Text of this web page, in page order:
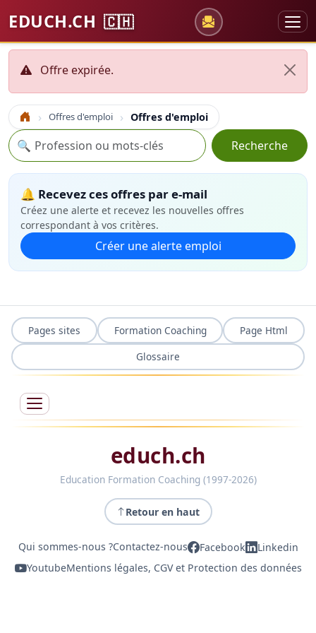
EDUCH.CH 🇨🇭
Offre expirée.
Accueil Offres d'emploi Offres d'emploi
Recherche
🔍 Recherche
🔔 Recevez ces offres par e-mail
Créez une alerte et recevez les nouvelles offres
correspondant à vos critères.
Créer une alerte emploi
Pages sites Formation Coaching
Page Html
Glossaire
educh.ch
Education Formation Coaching (1997-2026)
Retour en haut
Qui sommes-nous ?Contactez-nous Facebook
Linkedin
YoutubeMentions légales, CGV et Protection des données